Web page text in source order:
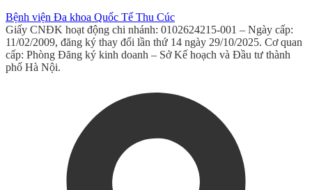
Bệnh viện Đa khoa Quốc Tế Thu Cúc
Giấy CNĐK hoạt động chi nhánh: 0102624215-001 – Ngày cấp:
11/02/2009, đăng ký thay đổi lần thứ 14 ngày 29/10/2025. Cơ quan
cấp: Phòng Đăng ký kinh doanh – Sở Kế hoạch và Đầu tư thành
phố Hà Nội.